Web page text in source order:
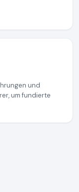
und
um fundierte